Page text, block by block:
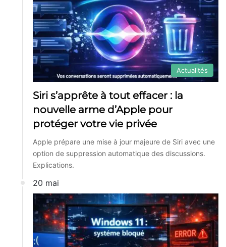
Actualités
Siri s’apprête à tout effacer : la
nouvelle arme d’Apple pour
protéger votre vie privée
Apple prépare une mise à jour majeure de Siri avec une
option de suppression automatique des discussions.
Explications.
20 mai